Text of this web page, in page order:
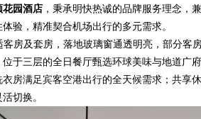
花园酒店 ，秉承明快热诚的品牌服务理念，
验，精准契合机场出行的多元需求。
客房及套房，落地玻璃窗通透明亮，部分
于三层的全日餐厅甄选环球美味与地道广
房满足宾客空港出行的全天候需求；共享
切换。